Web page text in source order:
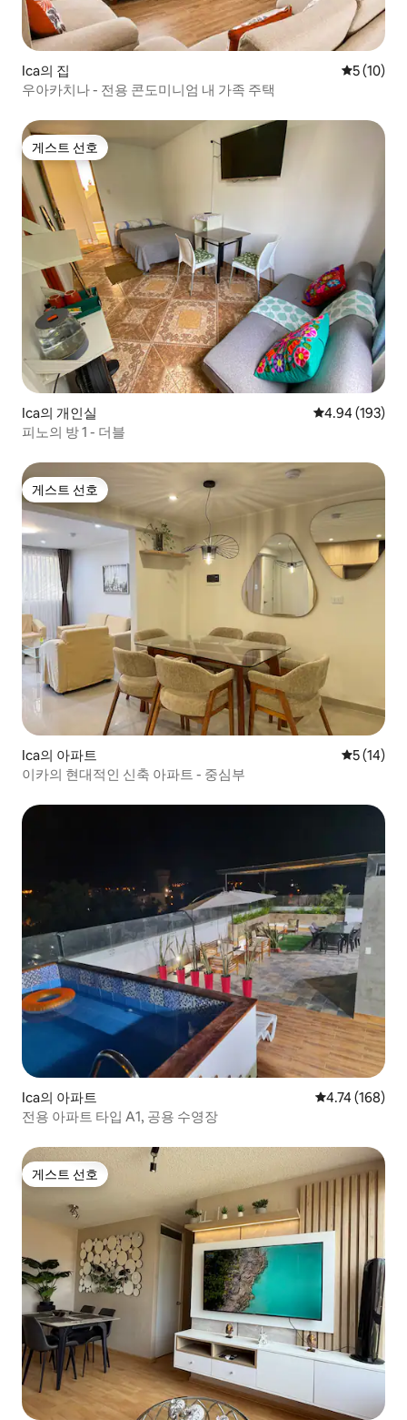
Ica의 집 평점 5점
5 (10)
우아카치나 - 전용 콘도미니엄 내 가족 주택
게스트 선호
게스트 선호
Ica의 개인실 평점 4.94점(5
4.94 (193)
피노의 방 1 - 더블
게스트 선호
게스트 선호
Ica의 아파트 평점 5점
5 (14)
이카의 현대적인 신축 아파트 - 중심부
Ica의 아파트 평점 4.74점(5
4.74 (168)
전용 아파트 타입 A1, 공용 수영장
게스트 선호
게스트 선호